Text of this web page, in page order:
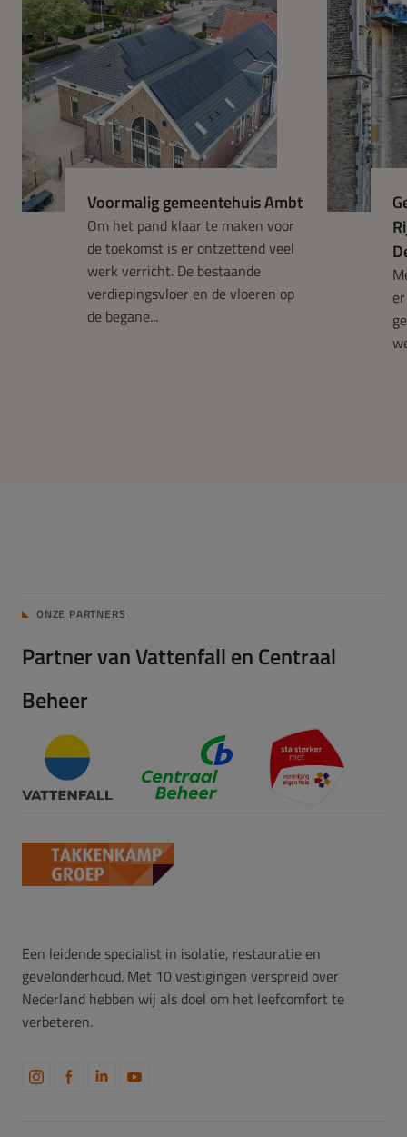
Om het pand klaar te maken voor
de toekomst is er ontzettend veel
werk verricht. De bestaande
verdiepingsvloer en de vloeren op
de begane...
Voormalig gemeentehuis Ambt
ONZE PARTNERS
Partner van Vattenfall en Centraal
Beheer
Een leidende specialist in isolatie, restauratie en
gevelonderhoud. Met 10 vestigingen verspreid over
Nederland hebben wij als doel om het leefcomfort te
verbeteren.